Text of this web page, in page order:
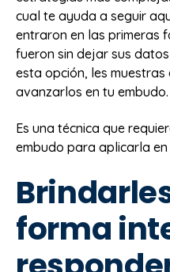
cual te ayuda a seguir
entraron en las primeras
fueron sin dejar sus
esta opción, les
avanzarlos en tu embudo.
Es una técnica que
embudo para aplicarla
forma